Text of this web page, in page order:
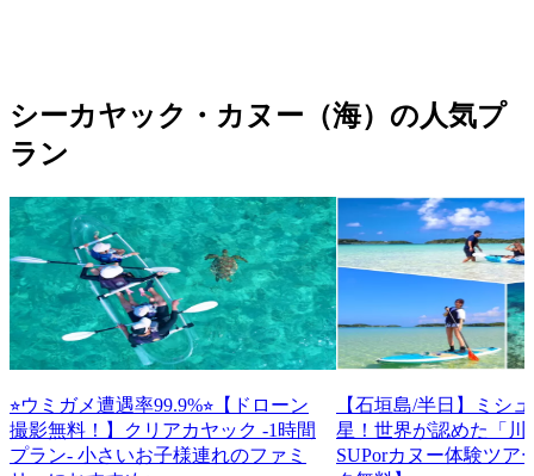
シーカヤック・カヌー（海）の人気プ
ラン
⭐︎ウミガメ遭遇率99.9%⭐︎【ドローン
撮影無料！】クリアカヤック -1時間
プラン- 小さいお子様連れのファミ
【石垣島/半日】ミシ
星！世界が認めた「川
SUPorカヌー体験ツア